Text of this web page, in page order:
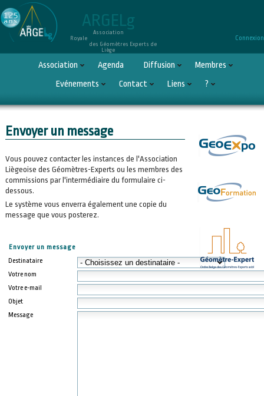
ARGELg
Association
Royale
des Géomètres Experts de
Liège
Connexion
Association Agenda Diffusion
Membres
Evénements
Contact Liens ?
Envoyer un message
Vous pouvez contacter les instances de l'Association
Liègeoise des Géomètres-Experts ou les membres des
commissions par l'intermédiaire du formulaire ci-
dessous.
Le système vous enverra également une copie du
message que vous posterez.
Envoyer un message
Destinataire
Votre nom
Votre e-mail
Objet
Message